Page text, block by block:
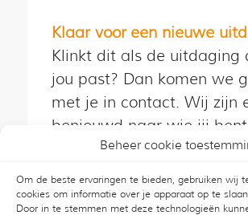
Beheer cookie
Om de beste ervaringen te bieden, gebruiken wij
cookies om informatie over je apparaat op te
Door in te stemmen met deze technologieën
Klaar voor een nieuwe
Klinkt dit als de uitdaging
jou past? Dan komen we
met je in contact. Wij zijn
benieuwd naar wie jij
solliciteren door een mail
met je cv en een korte
naar